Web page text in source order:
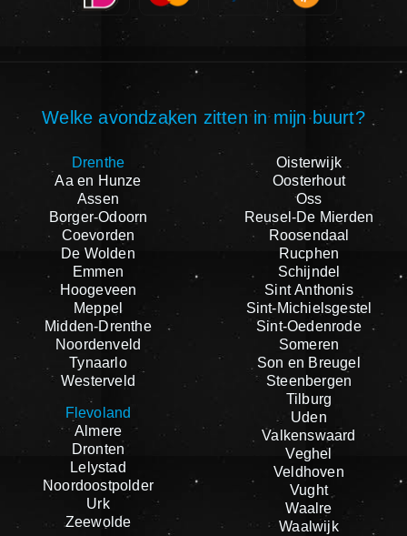
Welke avondzaken zitten in mijn buurt?
Drenthe
Aa en Hunze
Assen
Borger-Odoorn
Coevorden
De Wolden
Emmen
Hoogeveen
Meppel
Midden-Drenthe
Noordenveld
Tynaarlo
Westerveld
Flevoland
Almere
Dronten
Lelystad
Noordoostpolder
Urk
Zeewolde
Oisterwijk
Oosterhout
Oss
Reusel-De Mierden
Roosendaal
Rucphen
Schijndel
Sint Anthonis
Sint-Michielsgestel
Sint-Oedenrode
Someren
Son en Breugel
Steenbergen
Tilburg
Uden
Valkenswaard
Veghel
Veldhoven
Vught
Waalre
Waalwijk